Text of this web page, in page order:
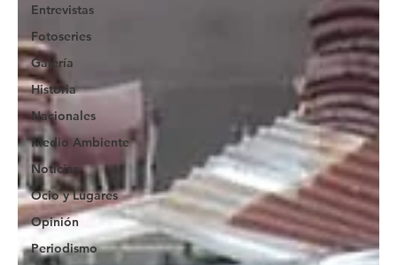
Entrevistas
Fotoseries
Galería
Historia
Nacionales
Medio Ambiente
Noticias
Ocio y Lugares
Opinión
Periodismo